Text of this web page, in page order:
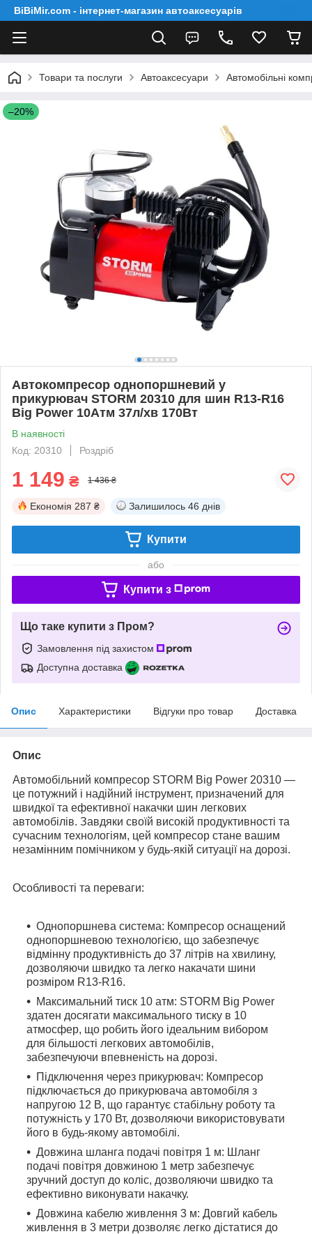
BiBiMir.com - інтернет-магазин автоаксесуарів
Товари та послуги Автоаксесуари Автомобільні
–20%
Автокомпресор однопоршневий у
прикурювач STORM 20310 для шин R13-R16
Big Power 10Атм 37л/хв 170Вт
В наявності
Код: 20310
Роздріб
1 149 ₴ 1 436 ₴
Економія 287 ₴ Залишилось 46 днів
Купити
або
Купити з
Що таке купити з Пром?
Замовлення під захистом
Доступна доставка
Опис Характеристики Відгуки про товар Доставка
Опис
Автомобільний компресор STORM Big Power 20310 —
це потужний і надійний інструмент, призначений для
швидкої та ефективної накачки шин легкових
автомобілів. Завдяки своїй високій продуктивності та
сучасним технологіям, цей компресор стане вашим
незамінним помічником у будь-якій ситуації на дорозі.
Особливості та переваги:
Однопоршнева система: Компресор оснащений
однопоршневою технологією, що забезпечує
відмінну продуктивність до 37 літрів на хвилину,
дозволяючи швидко та легко накачати шини
розміром R13-R16.
Максимальний тиск 10 атм: STORM Big Power
здатен досягати максимального тиску в 10
атмосфер, що робить його ідеальним вибором
для більшості легкових автомобілів,
забезпечуючи впевненість на дорозі.
Підключення через прикурювач: Компресор
підключається до прикурювача автомобіля з
напругою 12 В, що гарантує стабільну роботу та
потужність у 170 Вт, дозволяючи використовувати
його в будь-якому автомобілі.
Довжина шланга подачі повітря 1 м: Шланг
подачі повітря довжиною 1 метр забезпечує
зручний доступ до коліс, дозволяючи швидко та
ефективно виконувати накачку.
Довжина кабелю живлення 3 м: Довгий кабель
живлення в 3 метри дозволяє легко дістатися до